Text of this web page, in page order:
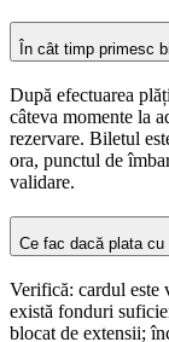
În cât timp primesc
După efectuarea
câteva momente la
rezervare. Biletul
ora, punctul de
validare.
Ce fac dacă plata cu
Verifică: cardul este
există fonduri
blocat de extensii;